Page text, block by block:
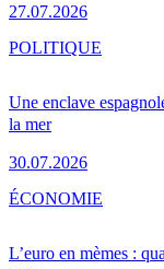
27.07.2026
Une enclave
la mer
30.07.2026
POLITIQUE
L’euro en mèmes :
ÉCONOMIE